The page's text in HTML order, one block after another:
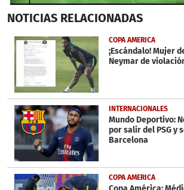
seconds
41
seconds
NOTICIAS RELACIONADAS
COPA AMERICA
¡Escándalo! Mujer
Neymar de
INTERNACIONALES
Mundo Deportivo:
por salir del PSG y
Barcelona
COPA AMERICA